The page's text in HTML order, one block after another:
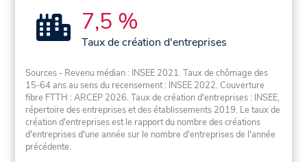
7,5 %
Taux de création d'entreprises
Sources - Revenu médian : INSEE 2021. Taux de chômage des
15-64 ans au sens du recensement : INSEE 2022. Couverture
fibre FTTH : ARCEP 2026. Taux de création d'entreprises : INSEE,
répertoire des entreprises et des établissements 2019. Le taux de
création d'entreprises est le rapport du nombre des créations
d'entreprises d'une année sur le nombre d'entreprises de l'année
précédente.